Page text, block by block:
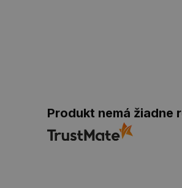
Produkt nemá žiadne